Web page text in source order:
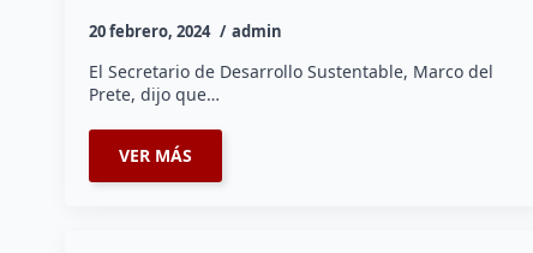
20 febrero, 2024 admin
El Secretario de Desarrollo Sustentable, Marco del
Prete, dijo que…
VER MÁS